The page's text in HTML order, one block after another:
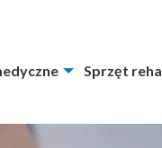
Sprzęt